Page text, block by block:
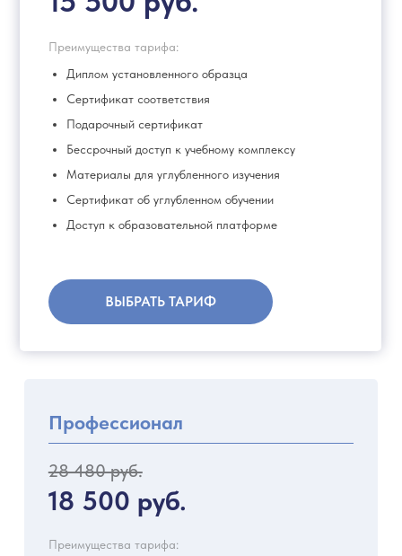
Преимущества тарифа:
18 500 руб.
ВЫБРАТЬ ТАРИФ
Преимущества тарифа:
28 480 руб.
Диплом установленного образца
Сертификат соответствия
Подарочный сертификат
Бессрочный доступ к учебному комплексу
Материалы для углубленного изучения
Сертификат об углубленном обучении
Доступ к образовательной платформе
Профессионал